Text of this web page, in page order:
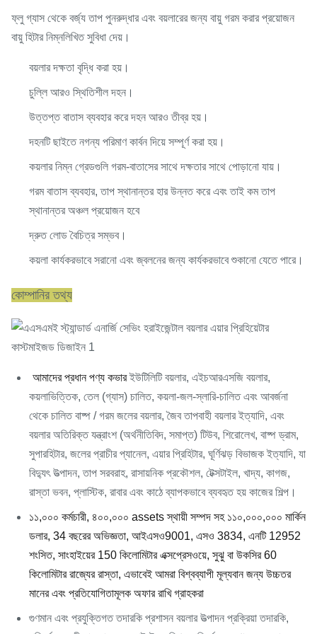
ফ্লু গ্যাস থেকে বর্জ্য তাপ পুনরুদ্ধার এবং বয়লারের জন্য বায়ু গরম করার প্রয়োজন
বায়ু হিটার নিম্নলিখিত সুবিধা দেয়।
বয়লার দক্ষতা বৃদ্ধি করা হয়।
চুল্লি আরও স্থিতিশীল দহন।
উত্তপ্ত বাতাস ব্যবহার করে দহন আরও তীব্র হয়।
দহনটি ছাইতে নগন্য পরিমাণ কার্বন দিয়ে সম্পূর্ণ করা হয়।
কয়লার নিম্ন গ্রেডগুলি গরম-বাতাসের সাথে দক্ষতার সাথে পোড়ানো যায়।
গরম বাতাস ব্যবহার, তাপ স্থানান্তর হার উন্নত করে এবং তাই কম তাপ
স্থানান্তর অঞ্চল প্রয়োজন হবে
দ্রুত লোড বৈচিত্র সম্ভব।
কয়লা কার্যকরভাবে সরানো এবং জ্বলনের জন্য কার্যকরভাবে শুকানো যেতে পারে।
কোম্পানির তথ্য
আমাদের প্রধান পণ্য কভারইউটিলিটি বয়লার, এইচআরএসজি বয়লার,
কয়লাভিত্তিক, তেল (গ্যাস) চালিত, কয়লা-জল-স্লারি-চালিত এবং আবর্জনা
থেকে চালিত বাষ্প / গরম জলের বয়লার, জৈব তাপবাহী বয়লার ইত্যাদি, এবং
বয়লার অতিরিক্ত যন্ত্রাংশ (অর্থনীতিবিদ, সমাপ্ত) টিউব, শিরোলেখ, বাষ্প ড্রাম,
সুপারহিটার, জলের প্রাচীর প্যানেল, এয়ার প্রিহিটার, ঘূর্ণিঝড় বিভাজক ইত্যাদি, যা
বিদ্যুৎ উত্পাদন, তাপ সরবরাহ, রাসায়নিক প্রকৌশল, টেক্সটাইল, খাদ্য, কাগজ,
রাস্তা ভবন, প্লাস্টিক, রাবার এবং কাঠে ব্যাপকভাবে ব্যবহৃত হয় কাজের শিল্প।
১১,০০০ কর্মচারী, ৪০০,০০০ assets স্থায়ী সম্পদ সহ ১১০,০০০,০০০ মার্কিন
ডলার, 34 বছরের অভিজ্ঞতা, আইএসও9001, এসও 3834, এনটি 12952
শংসিত, সাংহাইয়ের 150 কিলোমিটার এক্সপ্রেসওয়ে, সুঝু বা উকসির 60
কিলোমিটার রাজ্যের রাস্তা, এভাবেই আমরা বিশ্বব্যাপী মূল্যবান জন্য উচ্চতর
মানের এবং প্রতিযোগিতামূলক অফার রাখি গ্রাহকরা
গুণমান এবং প্রযুক্তিগত তদারকি প্রশাসন বয়লার উত্পাদন প্রক্রিয়া তদারকি,